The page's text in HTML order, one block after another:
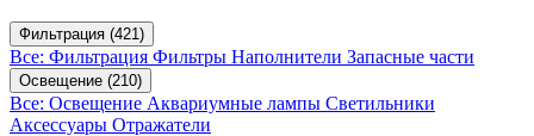
Фильтрация (421)
Все: Фильтрация Фильтры Наполнители Запасные части
Освещение (210)
Все: Освещение Аквариумные лампы Светильники
Аксессуары Отражатели